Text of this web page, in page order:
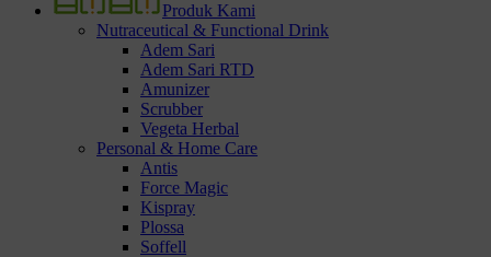
Produk Kami
Nutraceutical & Functional Drink
Adem Sari
Adem Sari RTD
Amunizer
Scrubber
Vegeta Herbal
Personal & Home Care
Antis
Force Magic
Kispray
Plossa
Soffell